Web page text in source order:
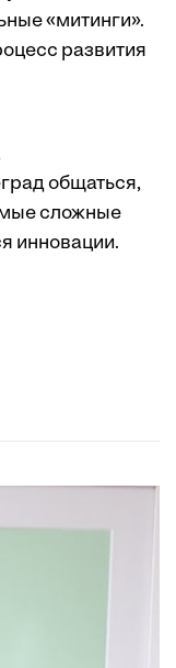
«митинги».
развития
общаться,
сложные
инновации.